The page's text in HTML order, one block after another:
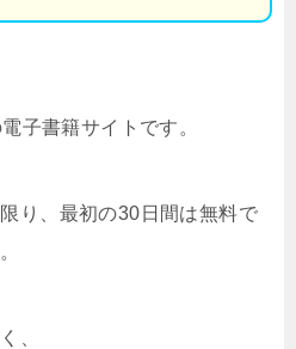
子書籍サイトです。
り、最初の30日間は無料で
、